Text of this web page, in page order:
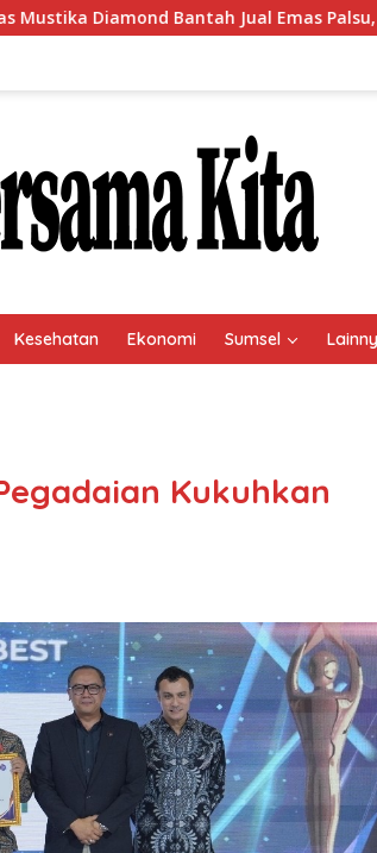
Bantah Jual Emas Palsu, Siap Buktikan
Kesehatan Ekonomi Sumsel
Kukuhkan